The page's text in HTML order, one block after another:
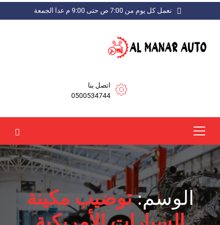
نعمل كل يوم من 7:00 ص حتى 9:00 م عدا الجمعة
اتصل بنا
0500534744
الوسم:توضيب مكينة